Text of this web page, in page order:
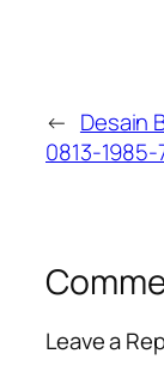
← Desain
0813-1985-
Leave a